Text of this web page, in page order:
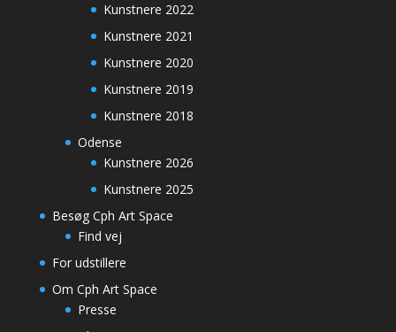
Kunstnere 2022
Kunstnere 2021
Kunstnere 2020
Kunstnere 2019
Kunstnere 2018
Odense
Kunstnere 2026
Kunstnere 2025
Besøg Cph Art Space
Find vej
For udstillere
Om Cph Art Space
Presse